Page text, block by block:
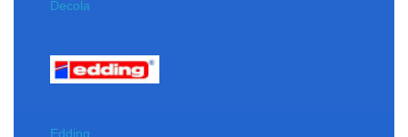
Decola
Edding